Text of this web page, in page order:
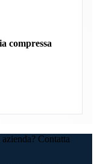
compressa
Contatta